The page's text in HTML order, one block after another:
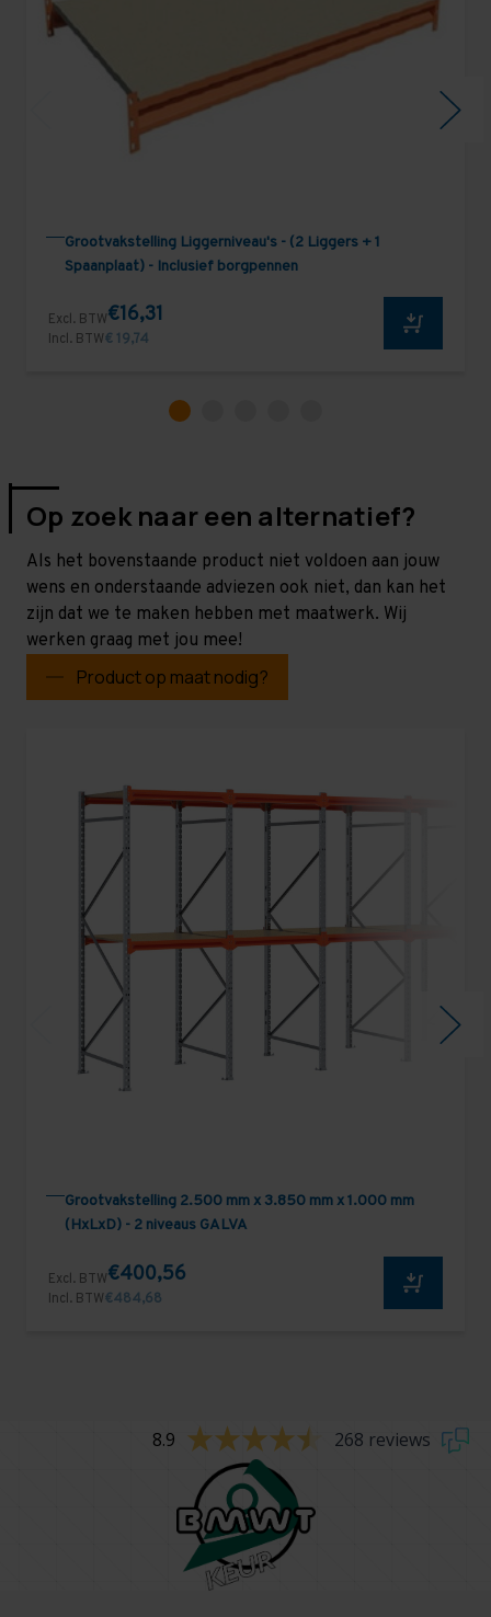
Grootvakstelling Liggerniveau's - (2 Liggers + 1
Spaanplaat) - Inclusief borgpennen
Excl. BTW€16,31
Incl. BTW€ 19,74
Op zoek naar een alternatief?
Als het bovenstaande product niet voldoen aan jouw
wens en onderstaande adviezen ook niet, dan kan het
zijn dat we te maken hebben met maatwerk. Wij
werken graag met jou mee!
Product op maat nodig?
Grootvakstelling 2.500 mm x 3.850 mm x 1.000 mm
(HxLxD) - 2 niveaus GALVA
Excl. BTW€400,56
Incl. BTW€484,68
8.9 268 reviews